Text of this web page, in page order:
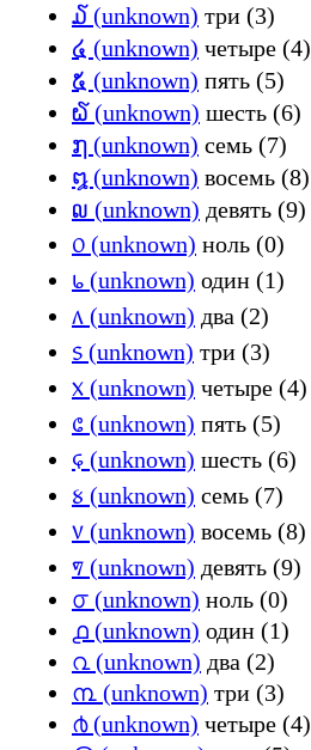
໓ (unknown) три (3)
໔ (unknown) четыре (4)
໕ (unknown) пять (5)
໖ (unknown) шесть (6)
໗ (unknown) семь (7)
໘ (unknown) восемь (8)
໙ (unknown) девять (9)
᥆ (unknown) ноль (0)
᥇ (unknown) один (1)
᥈ (unknown) два (2)
᥉ (unknown) три (3)
᥊ (unknown) четыре (4)
᥋ (unknown) пять (5)
᥌ (unknown) шесть (6)
᥍ (unknown) семь (7)
᥎ (unknown) восемь (8)
᥏ (unknown) девять (9)
൦ (unknown) ноль (0)
൧ (unknown) один (1)
൨ (unknown) два (2)
൩ (unknown) три (3)
൪ (unknown) четыре (4)